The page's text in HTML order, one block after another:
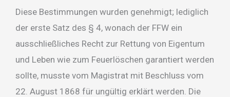
Diese Bestimmungen wurden genehmigt; lediglich
der erste Satz des § 4, wonach der FFW ein
ausschließliches Recht zur Rettung von Eigentum
und Leben wie zum Feuerlöschen garantiert werden
sollte, musste vom Magistrat mit Beschluss vom
22. August 1868 für ungültig erklärt werden. Die